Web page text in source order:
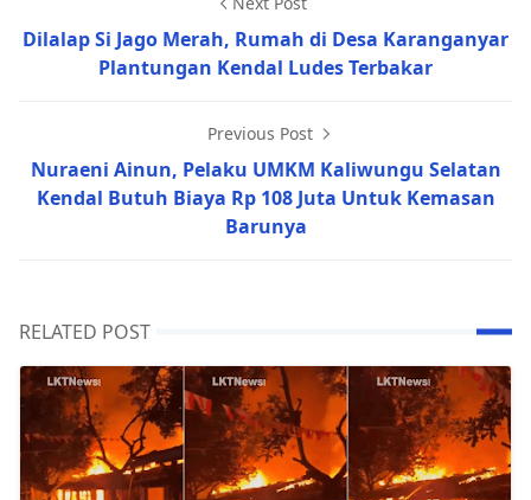
Dilalap Si Jago Merah, Rumah di Desa Karanganyar
Plantungan Kendal Ludes Terbakar
Previous Post
Nuraeni Ainun, Pelaku UMKM Kaliwungu Selatan
Kendal Butuh Biaya Rp 108 Juta Untuk Kemasan
Barunya
RELATED POST